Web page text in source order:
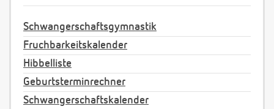
Schwangerschaftsgymnastik
Fruchbarkeitskalender
Hibbelliste
Geburtsterminrechner
Schwangerschaftskalender